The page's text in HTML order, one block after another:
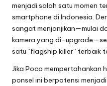
menjadi salah satu momen
smartphone di Indonesia.
sangat menjanjikan—mulai
kamera yang di-
satu “flagship killer” terbaik
Jika Poco mempertahankan
ponsel ini berpotensi